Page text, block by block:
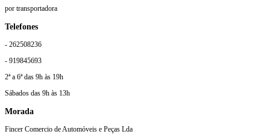
por transportadora
Telefones
- 262508236
- 919845693
2ª a 6ª das 9h às 19h
Sábados das 9h às 13h
Morada
Fincer Comercio de Automóveis e Peças Lda